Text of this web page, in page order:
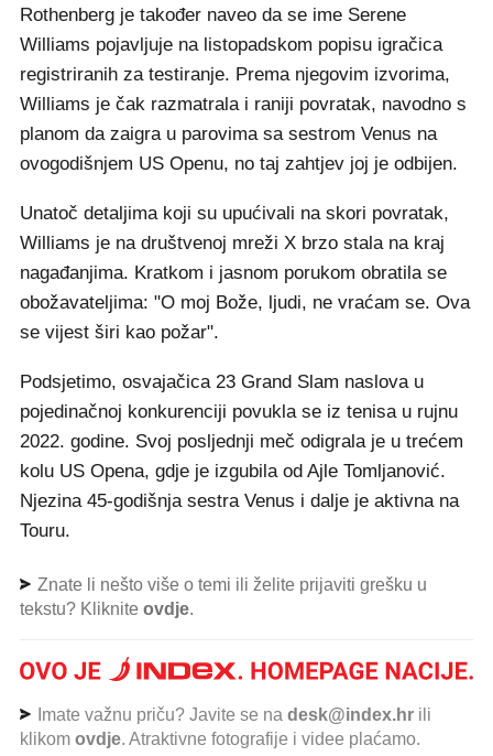
Rothenberg je također naveo da se ime Serene
Williams pojavljuje na listopadskom popisu igračica
registriranih za testiranje. Prema njegovim izvorima,
Williams je čak razmatrala i raniji povratak, navodno s
planom da zaigra u parovima sa sestrom Venus na
ovogodišnjem US Openu, no taj zahtjev joj je odbijen.
Unatoč detaljima koji su upućivali na skori povratak,
Williams je na društvenoj mreži X brzo stala na kraj
nagađanjima. Kratkom i jasnom porukom obratila se
obožavateljima: "O moj Bože, ljudi, ne vraćam se. Ova
se vijest širi kao požar".
Podsjetimo, osvajačica 23 Grand Slam naslova u
pojedinačnoj konkurenciji povukla se iz tenisa u rujnu
2022. godine. Svoj posljednji meč odigrala je u trećem
kolu US Opena, gdje je izgubila od Ajle Tomljanović.
Njezina 45-godišnja sestra Venus i dalje je aktivna na
Touru.
Znate li nešto više o temi ili želite prijaviti grešku u
tekstu? Kliknite ovdje.
Imate važnu priču? Javite se na desk@index.hr ili
klikom ovdje. Atraktivne fotografije i videe plaćamo.